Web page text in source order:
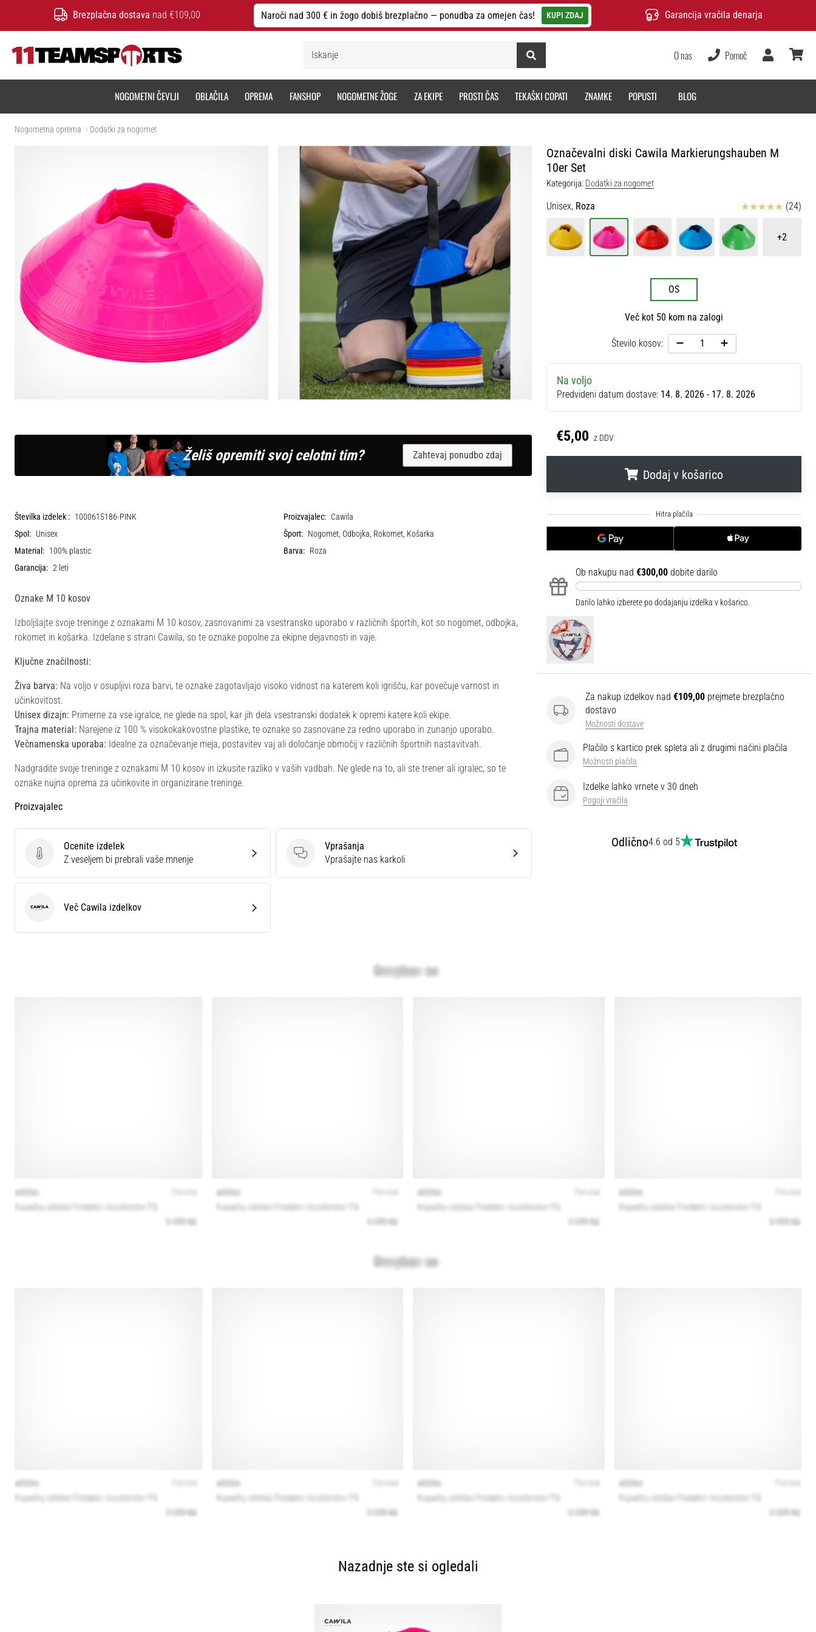
Brezplačna dostava nad €109,00 Naroči nad 300 € in žogo dobiš brezplačno — ponudba za omejen čas! KUPI ZDAJ Garancija vračila denarja
Iskanje
O nas Pomoč
Uporabnik
NOGOMETNI ČEVLJI OBLAČILA OPREMA FANSHOP NOGOMETNE ŽOGE ZA EKIPE PROSTI ČAS TEKAŠKI COPATI ZNAMKE POPUSTI BLOG
Nogometna oprema Dodatki za nogomet
Označevalni diski Cawila Markierungshauben M
10er Set
Kategorija: Dodatki za nogomet
Unisex, Roza Ocena izdelka(24)
+2
OS
Več kot 50 kom na zalogi
Število kosov:
Na voljo
Predvideni datum dostave: 14. 8. 2026 - 17. 8. 2026
€5,00 z DDV
Dodaj v košarico
Ob nakupu nad €300,00 dobite darilo
Darilo lahko izberete po dodajanju izdelka v košarico.
Za nakup izdelkov nad €109,00 prejmete brezplačno
dostavo
Možnosti dostave
Plačilo s kartico prek spleta ali z drugimi načini plačila
Možnosti plačila
Izdelke lahko vrnete v 30 dneh
Pogoji vračila
Odlično4.6 od 5
Želiš opremiti svoj celotni tim? Zahtevaj ponudbo zdaj
Številka izdelek : 1000615186-PINK Proizvajalec: Cawila
Spol: Unisex Šport: Nogomet, Odbojka, Rokomet, Košarka
Material: 100% plastic Barva: Roza
Garancija: 2 leti
Oznake M 10 kosov
Izboljšajte svoje treninge z oznakami M 10 kosov, zasnovanimi za vsestransko uporabo v različnih športih, kot so nogomet, odbojka,
rokomet in košarka. Izdelane s strani Cawila, so te oznake popolne za ekipne dejavnosti in vaje.
Ključne značilnosti:
Živa barva: Na voljo v osupljivi roza barvi, te oznake zagotavljajo visoko vidnost na katerem koli igrišču, kar povečuje varnost in
učinkovitost.
Unisex dizajn: Primerne za vse igralce, ne glede na spol, kar jih dela vsestranski dodatek k opremi katere koli ekipe.
Trajna material: Narejene iz 100 % visokokakovostne plastike, te oznake so zasnovane za redno uporabo in zunanjo uporabo.
Večnamenska uporaba: Idealne za označevanje meja, postavitev vaj ali določanje območij v različnih športnih nastavitvah.
Nadgradite svoje treninge z oznakami M 10 kosov in izkusite razliko v vaših vadbah. Ne glede na to, ali ste trener ali igralec, so te
oznake nujna oprema za učinkovite in organizirane treninge.
Proizvajalec
Ocenite izdelek
Ocenite izdelek
Z veseljem bi prebrali vaše mnenje
Vprašanja
Vprašanja
Vprašajte nas karkoli
Cawila Več Cawila izdelkov
Nazadnje ste si ogledali